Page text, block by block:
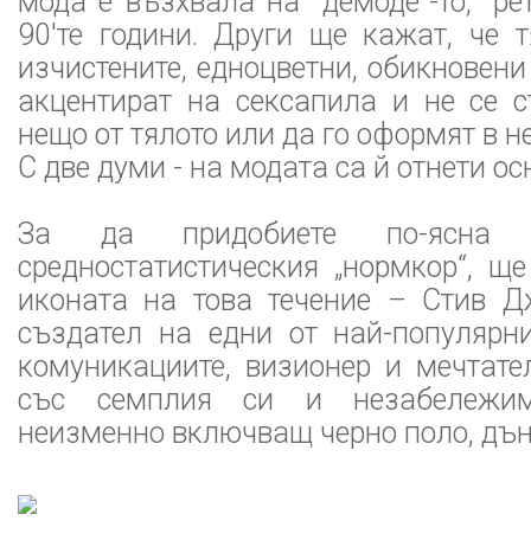
90'те години. Други ще кажат, че
изчистените, едноцветни,
акцентират на сексапила и не се
нещо от тялото или да го оформят в
С две думи - на модата са й отнети
За да придобиете по-ясна
средностатистическия „нормкор“,
иконата на това течение – Стив
създател на едни от най-
комуникациите, визионер и
със семплия си и
неизменно включващ черно поло,